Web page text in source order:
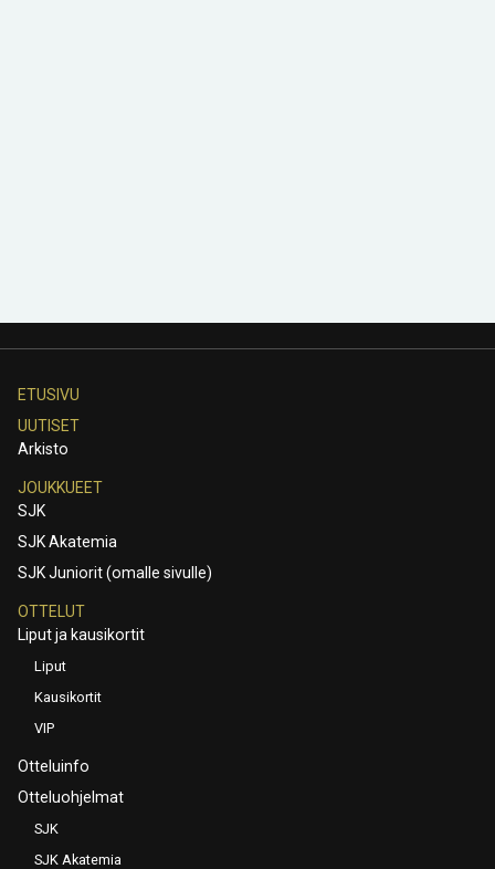
ETUSIVU
UUTISET
Arkisto
JOUKKUEET
SJK
SJK Akatemia
SJK Juniorit (omalle sivulle)
OTTELUT
Liput ja kausikortit
Liput
Kausikortit
VIP
Otteluinfo
Otteluohjelmat
SJK
SJK Akatemia